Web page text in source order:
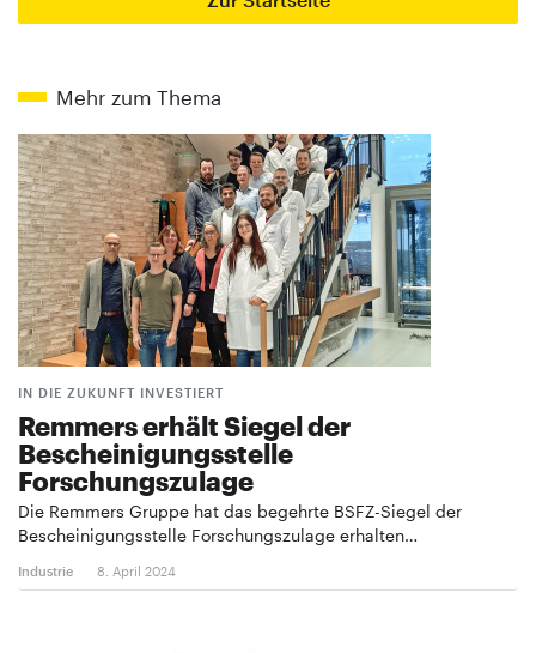
Mehr zum Thema
IN DIE ZUKUNFT INVESTIERT
Remmers erhält Siegel der
Bescheinigungsstelle
Forschungszulage
Die Remmers Gruppe hat das begehrte BSFZ-Siegel der
Bescheinigungsstelle Forschungszulage erhalten…
Industrie 8. April 2024